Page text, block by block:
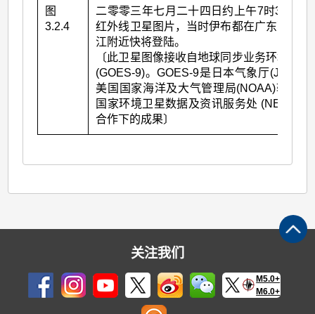
图
3.2.4
二零零三年七月二十四日约上午7时30分的
红外线卫星图片，当时伊布都在广东西部阳
江附近快将登陆。
〔此卫星图像接收自地球同步业务环境卫星
(GOES-9)。GOES-9是日本气象厅(JMA)和
美国国家海洋及大气管理局(NOAA)辖下的
国家环境卫星数据及资讯服务处 (NESDIS)
合作下的成果〕
关注我们
M5.0+
M6.0+